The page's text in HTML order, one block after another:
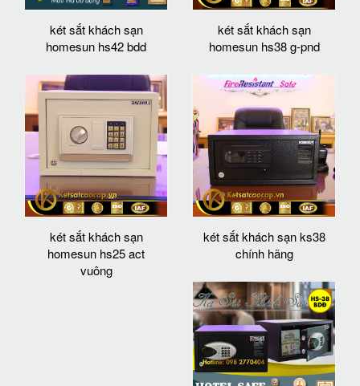
két sắt khách sạn
homesun hs42 bdd
két sắt khách sạn
homesun hs38 g-pnd
két sắt khách sạn
homesun hs25 act
vuông
két sắt khách sạn ks38
chính hãng